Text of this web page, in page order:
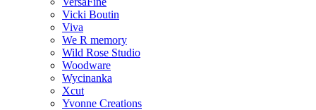
Vicki Boutin
Viva
We R memory
Wild Rose Studio
Woodware
Wycinanka
Xcut
Yvonne Creations